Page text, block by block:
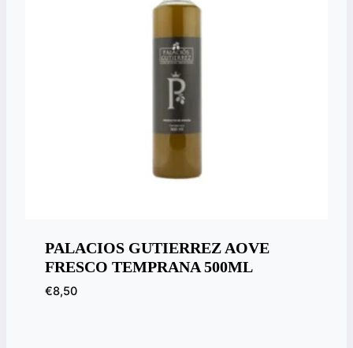
PALACIOS GUTIERREZ AOVE
FRESCO TEMPRANA 500ML
€8,50